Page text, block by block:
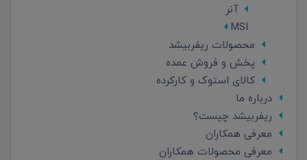
آنر
MSI
محصولات ریفربیشد
پخش و فروش عمده
کالای استوک و کارکرده
درباره ما
ریفربیشد چیست؟
معرفی همکاران
معرفی محصولات همکاران